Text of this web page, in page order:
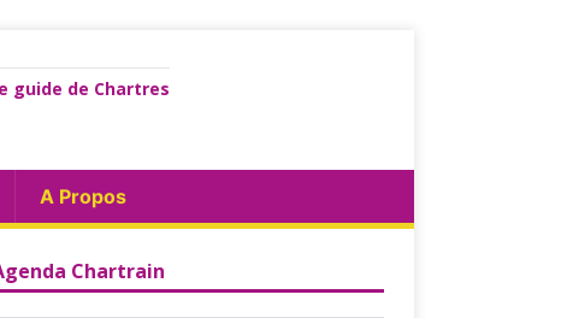
guide de Chartres
A Propos
Chartrain